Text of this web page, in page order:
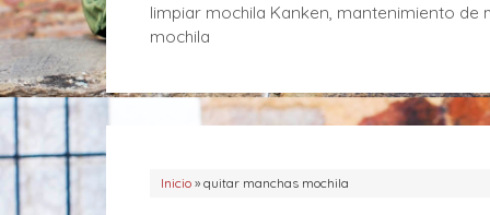
e
g
i
q
limpiar mochila Kanken mantenimiento de
mochila
Inicio » quitar manchas mochila